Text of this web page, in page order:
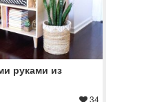
руками из
34